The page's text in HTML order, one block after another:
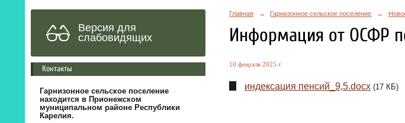
Версия для
слабовидящих
Контакты
Гарнизонное сельское поселение
находится в Прионежском
муниципальном районе Республики
Карелия.
Главная → Гарнизонное сельское поселение →
Информация от ОСФР
10 февраля 2025 г.
индексация пенсий_9,5.docx (17 КБ)